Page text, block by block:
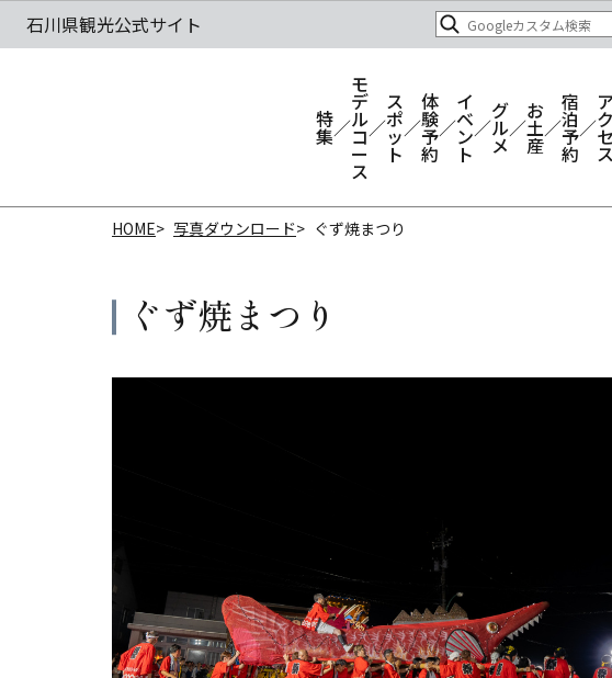
特
集
モ
デ
ル
コ
ー
ス
ス
ポ
ッ
ト
体
験
予
約
イ
ベ
ン
ト
グ
ル
メ
お
土
産
宿
泊
予
約
ク
セ
ス
HOME 写真ダウンロード ぐず焼まつり
ぐず焼まつり